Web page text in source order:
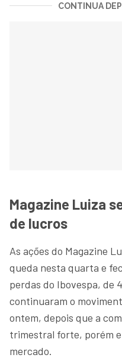
CONTINUA
Magazine Luiza
de lucros
As ações do Magazine
queda nesta quarta e
perdas do Ibovespa, de
continuaram o
ontem, depois que a
trimestral forte, porém
mercado.